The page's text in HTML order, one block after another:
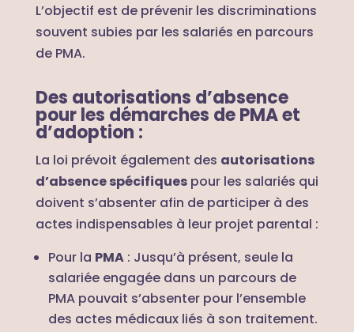
L’objectif est de prévenir les discriminations
souvent subies par les salariés en parcours
de PMA.
Des autorisations d’absence
pour les démarches de PMA et
d’adoption :
La loi prévoit également des autorisations
d’absence spécifiquespour les salariés qui
doivent s’absenter afin de participer à des
actes indispensables à leur projet parental :
Pour la PMA: Jusqu’à présent, seule la
salariée engagée dans un parcours de
PMA pouvait s’absenter pour l’ensemble
des actes médicaux liés à son traitement.